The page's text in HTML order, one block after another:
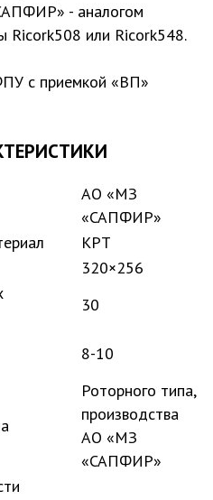
- аналогом
Ricork508 или Ricork548.
с приемкой «ВП»
АО «МЗ
«САПФИР»
КРТ
320×256
30
8-10
Роторного типа,
производства
АО «МЗ
«САПФИР»